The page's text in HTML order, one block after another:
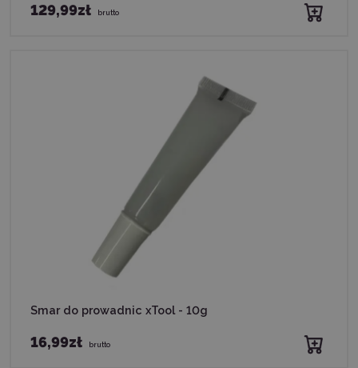
129,99zł brutto
Smar do prowadnic xTool - 10g
16,99zł brutto